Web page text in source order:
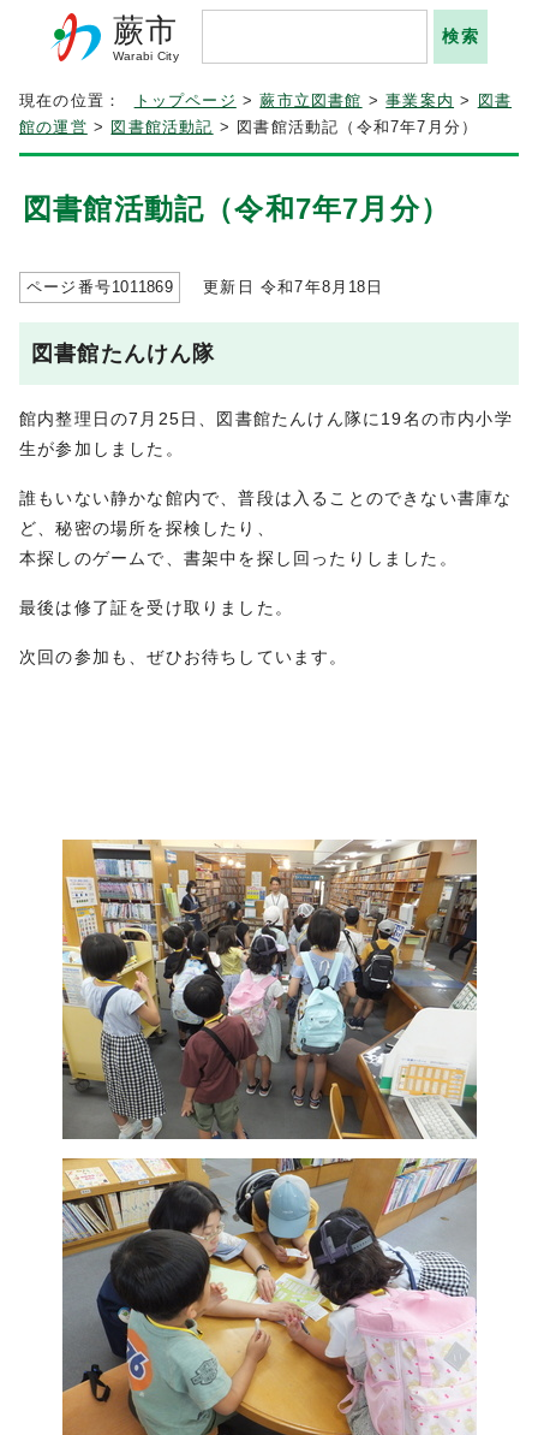
蕨市
Warabi City
現在の位置： トップページ > 蕨市立図書館 >事業案内 >
図書
館の運営 > 図書館活動記 > 図書館活動記（令和7年7月分）
図書館活動記（令和7年7月分）
ページ番号1011869 更新日 令和7年8月 18 日
図書館たんけん隊
館内整理日の7月25日、図書館たんけん隊に19名の市内小学
生が参加しました。
誰もいない静かな館内で、普段は入ることのできない書庫な
ど、秘密の場所を探検したり、
本探しのゲームで、書架中を探し回ったりしました。
最後は修了証を受け取りました。
次回の参加も、ぜひお待ちしています。